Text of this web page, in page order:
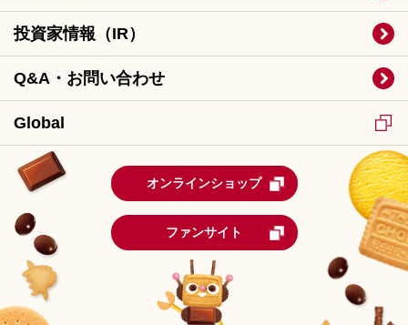
投資家情報（IR）
Q&A・お問い合わせ
Global
オンラインショップ
ファンサイト